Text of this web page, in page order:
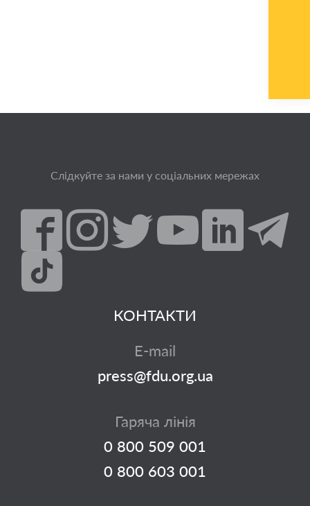
Слідкуйте за нами у соціальних мережах
КОНТАКТИ
E-mail
press@fdu.org.ua
Гаряча лінія
0 800 509 001
0 800 603 001